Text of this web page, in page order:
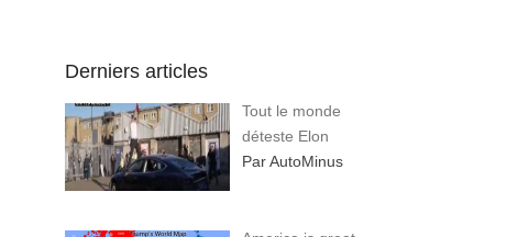
Derniers articles
Tout le monde
déteste Elon
Par AutoMinus